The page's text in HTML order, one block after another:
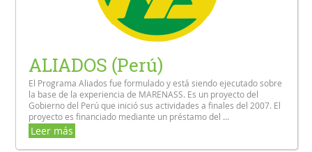
ALIADOS (Perú)
El Programa Aliados fue formulado y está siendo ejecutado sobre
la base de la experiencia de MARENASS. Es un proyecto del
Gobierno del Perú que inició sus actividades a finales del 2007. El
proyecto es financiado mediante un préstamo del ...
Leer más